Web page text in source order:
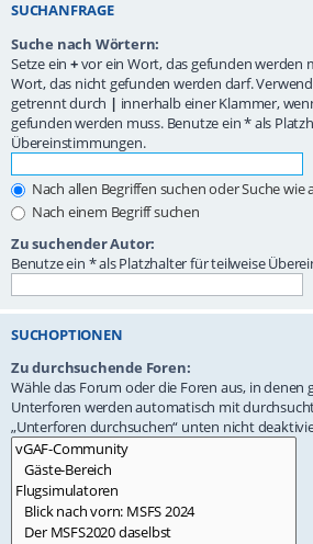
SUCHANFRAGE
Suche nach Wörtern:
Setze ein +vor ein Wort, das gefunden werden
Wort, das nicht gefunden werden darf.
getrennt durch | innerhalb einer Klammer,
gefunden werden muss. Benutze ein * als
Übereinstimmungen.
Nach allen Begriffen suchen oder Suche
Nach einem Begriff suchen
Zu suchender Autor:
Benutze ein * als Platzhalter für teilweise
SUCHOPTIONEN
Zu durchsuchende Foren:
Wähle das Forum oder die Foren aus, in denen
Unterforen werden automatisch mit
„Unterforen durchsuchen“ unten nicht